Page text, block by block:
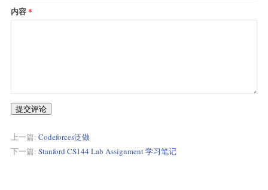
内容
提交评论
上一篇: Codeforces泛做
下一篇: Stanford CS144 Lab Assignment 学习笔记